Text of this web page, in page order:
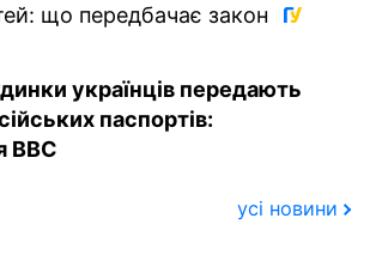
що передбачає закон
українців передають
паспортів:
BBC
усі новини